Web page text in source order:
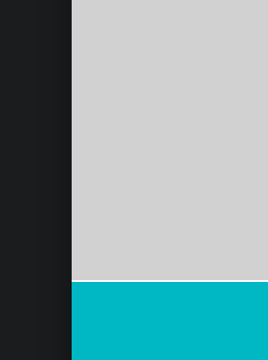
Navegación de entradas